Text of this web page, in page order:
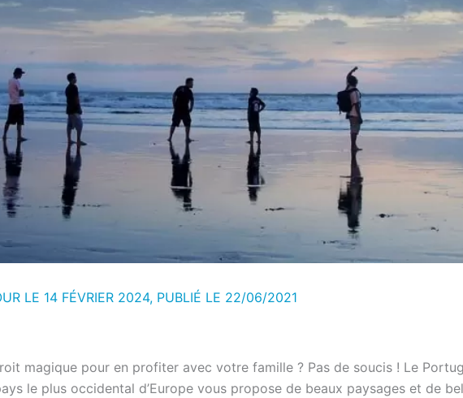
LE 14 FÉVRIER 2024, PUBLIÉ LE 22/06/2021
magique pour en profiter avec votre famille ? Pas de soucis ! Le
le plus occidental d’Europe vous propose de beaux paysages et de